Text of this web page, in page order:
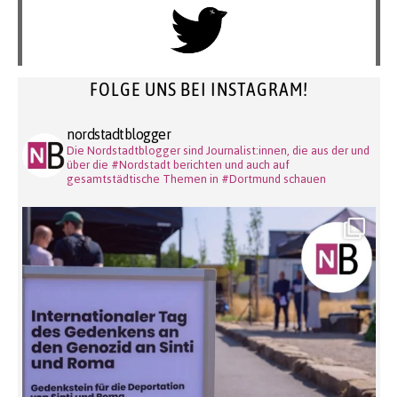
FOLGE UNS BEI INSTAGRAM!
nordstadtblogger
Die Nordstadtblogger sind Journalist:innen, die aus der und
über die #Nordstadt berichten und auch auf
gesamtstädtische Themen in #Dortmund schauen